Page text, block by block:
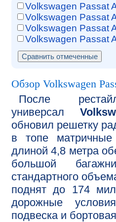
Volkswagen Passat
Volkswagen Passat
Volkswagen Passat
Volkswagen Passat
Обзор Volkswagen
После
универсал
обновил решетку
в топе
длиной 4,8 метра
большой
стандартного
поднят до 174
дорожные
подвеска и